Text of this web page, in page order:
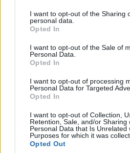
I want to opt-out of the Sharing
personal data.
Opted In
I want to opt-out of the Sale of
Personal Data.
Opted In
I want to opt-out of processing
Personal Data for Targeted
Opted In
I want to opt-out of Collection,
Retention, Sale, and/or Sharing
Personal Data that Is Unrelated
Purposes for which it was
Opted Out
Selon l’étude menée par des
bébés dont la mère a fumé
système nerveux central.
également souffrir de
cigarette peut aussi